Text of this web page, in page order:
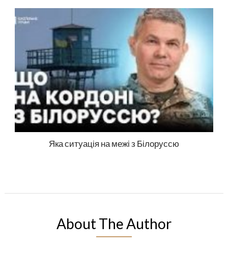
Яка ситуація на межі з Білоруссю
About The Author